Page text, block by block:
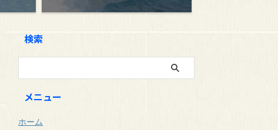
検索
メニュー
ホーム